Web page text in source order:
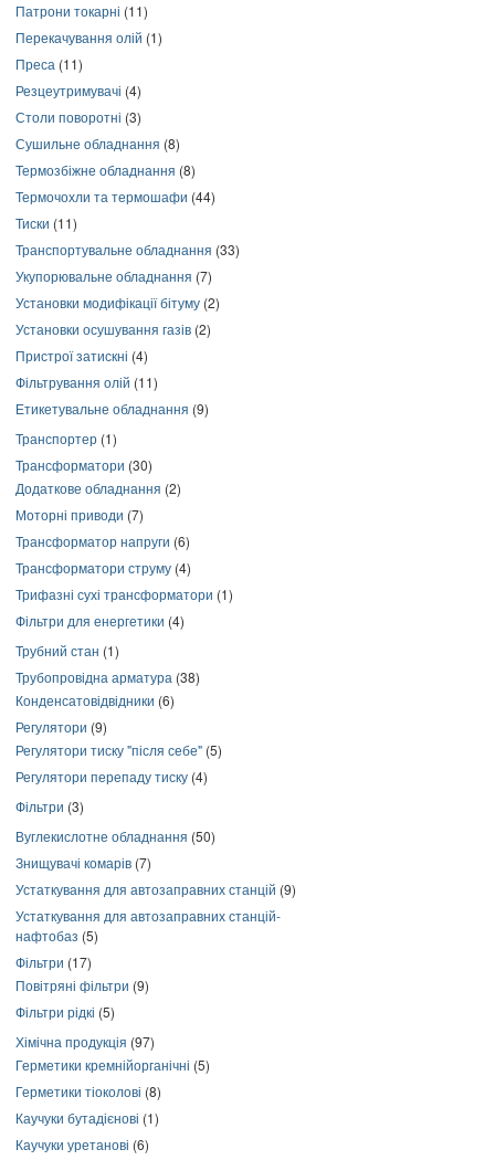
Патрони токарні (11)
Перекачування олій (1)
Преса (11)
Резцеутримувачі (4)
Столи поворотні (3)
Сушильне обладнання (8)
Термозбіжне обладнання (8)
Термочохли та термошафи (44)
Тиски (11)
Транспортувальне обладнання (33)
Укупорювальне обладнання (7)
Установки модифікації бітуму (2)
Установки осушування газів (2)
Пристрої затискні (4)
Фільтрування олій (11)
Етикетувальне обладнання (9)
Транспортер (1)
Трансформатори (30)
Додаткове обладнання (2)
Моторні приводи (7)
Трансформатор напруги (6)
Трансформатори струму (4)
Трифазні сухі трансформатори (1)
Фільтри для енергетики (4)
Трубний стан (1)
Трубопровідна арматура (38)
Конденсатовідвідники (6)
Регулятори (9)
Регулятори тиску "після себе" (5)
Регулятори перепаду тиску (4)
Фільтри (3)
Вуглекислотне обладнання (50)
Знищувачі комарів (7)
Устаткування для автозаправних станцій (9)
Устаткування для автозаправних станцій-
нафтобаз (5)
Фільтри (17)
Повітряні фільтри (9)
Фільтри рідкі (5)
Хімічна продукція (97)
Герметики кремнійорганічні (5)
Герметики тіоколові (8)
Каучуки бутадієнові (1)
Каучуки уретанові (6)